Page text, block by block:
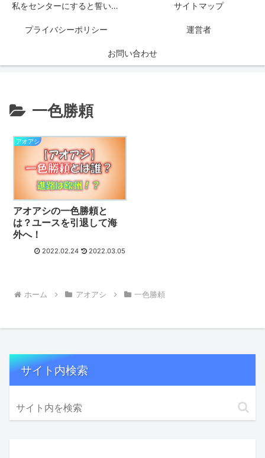
私をセンターにすると誓いますか？ サイトマップ
プライバシーポリシー 運営者
お問い合わせ
一色勝頼
アオアシ
アオアシの一色勝頼と
は？ユースを引退して海
外へ！
2022.02.24 2022.03.05
ホーム アオアシ 一色勝頼
サイト内検索